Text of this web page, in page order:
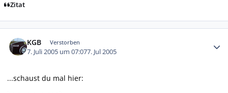
Zitat
KGB Verstorben
7. Juli 2005 um 07:077. Jul 2005
...schaust du mal hier: